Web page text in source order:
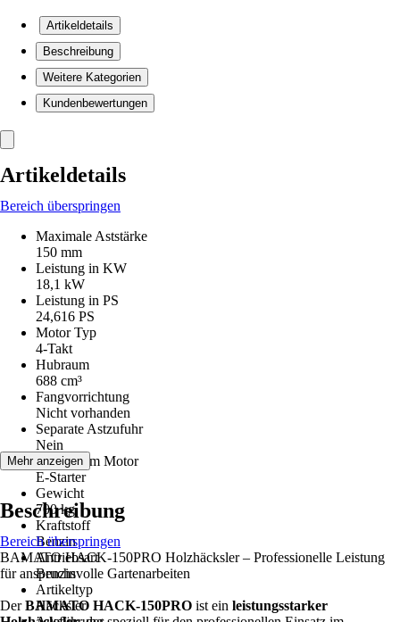
Artikeldetails
Beschreibung
Weitere Kategorien
Kundenbewertungen
Artikeldetails
Bereich überspringen
Maximale Aststärke
150 mm
Leistung in KW
18,1 kW
Leistung in PS
24,616 PS
Motor Typ
4-Takt
Hubraum
688 cm³
Fangvorrichtung
Nicht vorhanden
Separate Astzufuhr
Nein
Startsystem Motor
E-Starter
Gewicht
700 kg
Kraftstoff
Benzin
Antriebsart
Benzin
Artikeltyp
Häcksler
Mehr anzeigen
Beschreibung
Bereich überspringen
BAMATO HACK-150PRO Holzhäcksler – Professionelle Leistung
für anspruchsvolle Gartenarbeiten
DerBAMATO HACK-150PRO ist ein leistungsstarker